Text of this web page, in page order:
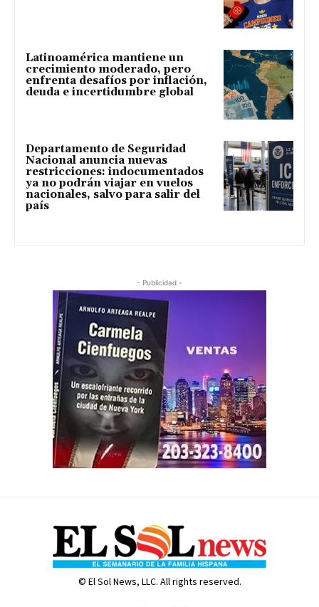
Latinoamérica mantiene un
crecimiento moderado, pero
enfrenta desafíos por inflación,
deuda e incertidumbre global
Departamento de Seguridad
Nacional anuncia nuevas
restricciones: indocumentados
ya no podrán viajar en vuelos
nacionales, salvo para salir del
país
- Publicidad -
© El Sol News, LLC. All rights reserved.